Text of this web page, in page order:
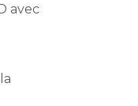
avec